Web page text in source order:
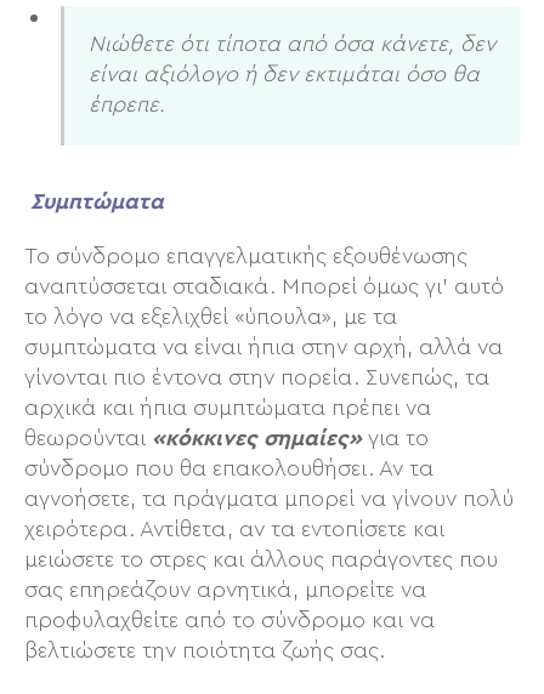
Νιώθετε ότι τίποτα από όσα κάνετε, δεν
είναι αξιόλογο ή δεν εκτιμάται όσο θα
έπρεπε.
Συμπτώματα
Το σύνδρομο επαγγελματικής εξουθένωσης
αναπτύσσεται σταδιακά. Μπορεί όμως γι’ αυτό
το λόγο να εξελιχθεί «ύπουλα», με τα
συμπτώματα να είναι ήπια στην αρχή, αλλά να
γίνονται πιο έντονα στην πορεία. Συνεπώς, τα
αρχικά και ήπια συμπτώματα πρέπει να
θεωρούνται «κόκκινες σημαίες»για το
σύνδρομο που θα επακολουθήσει. Αν τα
αγνοήσετε, τα πράγματα μπορεί να γίνουν πολύ
χειρότερα. Αντίθετα, αν τα εντοπίσετε και
μειώσετε το στρες και άλλους παράγοντες που
σας επηρεάζουν αρνητικά, μπορείτε να
προφυλαχθείτε από το σύνδρομο και να
βελτιώσετε την ποιότητα ζωής σας.